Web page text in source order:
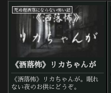
死ぬ程洒落にならない怖い話
《洒落怖》リカちゃんが
《洒落怖》リカちゃんが。眠れ
ない夜のお供にどうぞ。